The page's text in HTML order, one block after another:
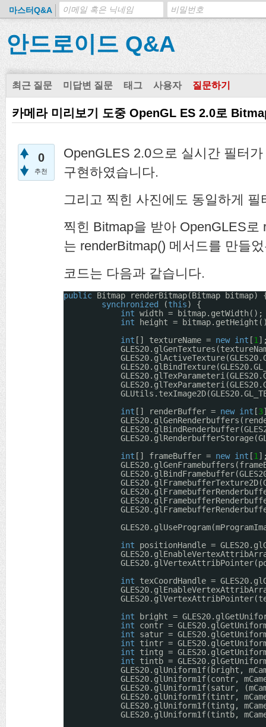
마스터Q&A
안드로이드 Q&A
최근 질문 미답변 질문 태그 사용자 질문하기
카메라 미리보기 도중 OpenGL ES 2.0로
0
추천
OpenGLES 2.0으로 실시간 필터
구현하였습니다.
그리고 찍힌 사진에도 동일하게
찍힌 Bitmap을 받아 OpenGLES로
는 renderBitmap() 메서드를 만들
코드는 다음과 같습니다.
public Bitmap renderBitmap(Bitmap bitmap)
synchronized
(this) {
int width = bitmap.getWidth();
int
height =
int [] textureName = new int [1
int [] renderBuffer = new int [3
int [] frameBuffer = new int [1
int
positionHandle =
int
texCoordHandle =
int
bright =
int
contr =
int
satur =
int
tintr =
int
tintg =
int
tintb =
GLES20.glUniform1f(bright,
GLES20.glUniform1f(contr,
GLES20.glUniform1f(satur,
GLES20.glUniform1f(tintr,
GLES20.glUniform1f(tintg,
GLES20.glUniform1f(tintb,